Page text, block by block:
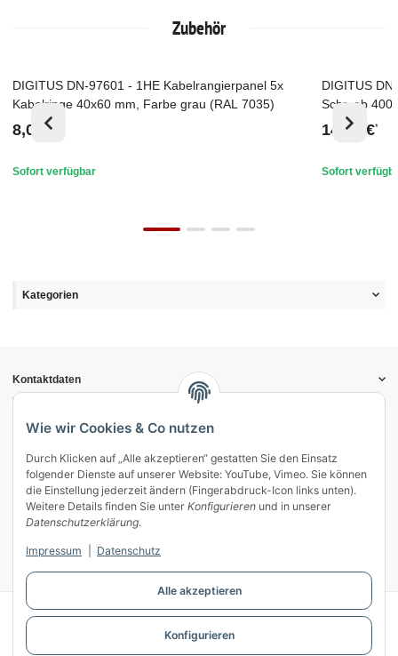
Alle akzeptieren
Konfigurieren
Wie wir Cookies & Co nutzen
Durch Klicken auf „Alle akzeptieren“ gestatten Sie den Einsatz
folgender Dienste auf unserer Website: YouTube, Vimeo. Sie können
die Einstellung jederzeit ändern (Fingerabdruck-Icon links unten).
Weitere Details finden Sie unter Konfigurieren und in unserer
Datenschutzerklärung.
Impressum Datenschutz
Zubehör
Top
DIGITUS DN-97601 - 1HE Kabelrangierpanel 5x
Kabelringe 40x60 mm, Farbe grau (RAL 7035)
8,00 €
Sofort verfügbar
Top
DIGITUS
Schr. ab 400
grau (RAL
14,70 €*
Sofort
Kategorien
Kontaktdaten
Informationen
Gesetzliche Informationen
Vertrag widerrufen
Zahlung & Versand
Mein Kundenkonto
Streitschlichtung
Unsere Herstellermarken
Powered byJTL-Shop